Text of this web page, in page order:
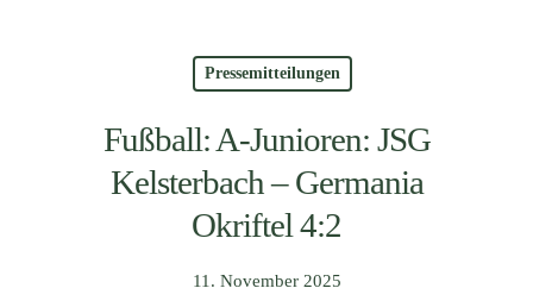
Pressemitteilungen
Fußball: A-Junioren: JSG
Kelsterbach – Germania
Okriftel 4:2
11. November 2025